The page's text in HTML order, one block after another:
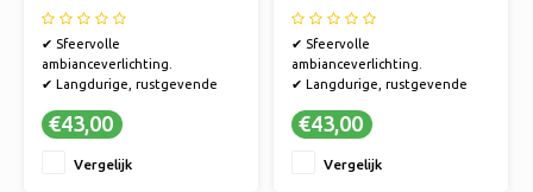
ø 11 cm
✔ Sfeervolle
ambianceverlichting.
✔ Langdurige, rustgevende
✔ Duurzaam, handgemaakt
✔ Verfijnde, veelzijdige
€43,00
Vergelijk
✔ Sfeervolle
ambianceverlichting.
✔ Langdurige, rustgevende
✔ Duurzaam, handgemaakt
✔ Verfijnde, veelzijdige
€43,00
Vergelijk